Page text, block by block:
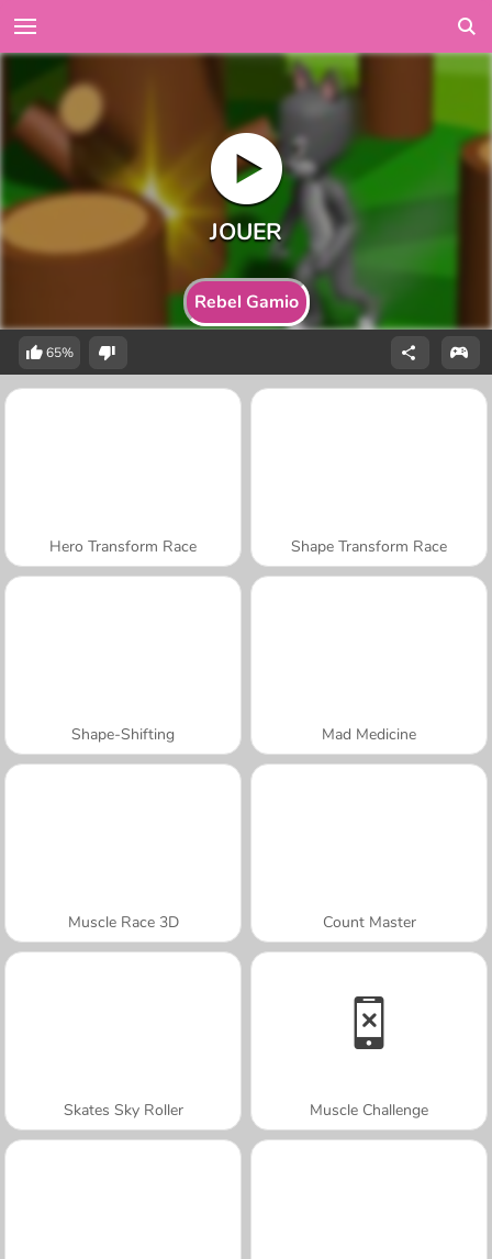
Rebel Gamio
65%
Hero Transform Race Shape Transform Race
Shape-Shifting Mad Medicine
Muscle Race 3D Count Master
Skates Sky Roller Muscle Challenge